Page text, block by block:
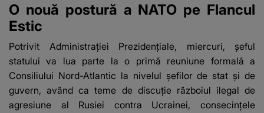
O nouă postură a NATO pe Flancul
Estic
Potrivit Administraţiei Prezidenţiale, miercuri, şeful
statului va lua parte la o primă reuniune formală a
Consiliului Nord-Atlantic la nivelul şefilor de stat şi de
guvern, având ca teme de discuţie războiul ilegal de
agresiune al Rusiei contra Ucrainei, consecinţele